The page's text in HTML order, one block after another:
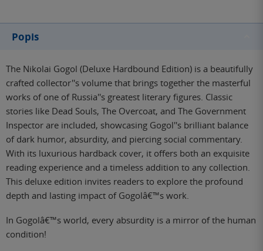
Popis
The Nikolai Gogol (Deluxe Hardbound Edition) is a beautifully
crafted collector''s volume that brings together the masterful
works of one of Russia''s greatest literary figures. Classic
stories like Dead Souls, The Overcoat, and The Government
Inspector are included, showcasing Gogol''s brilliant balance
of dark humor, absurdity, and piercing social commentary.
With its luxurious hardback cover, it offers both an exquisite
reading experience and a timeless addition to any collection.
This deluxe edition invites readers to explore the profound
depth and lasting impact of Gogolâ€™s work.
In Gogolâ€™s world, every absurdity is a mirror of the human
condition!